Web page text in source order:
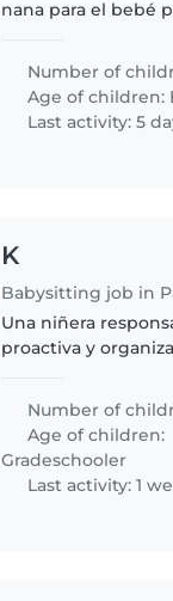
nana para el bebé
Number of
Age of children:
Last activity: 5
K
Una niñera
proactiva y
modalidad interna.
dos niños
curiosos, ayudando
su rutina diaria..
Number of
Age of children:
Gradeschooler
Last activity: 1